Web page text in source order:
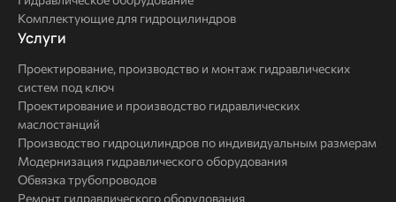
Комплектующие для гидроцилиндров
Услуги
Услуги
Проектирование, производство и монтаж гидравлических
систем под ключ
Проектирование и производство гидравлических
маслостанций
Производство гидроцилиндров по индивидуальным размерам
Модернизация гидравлического оборудования
Обвязка трубопроводов
Ремонт гидравлического оборудования